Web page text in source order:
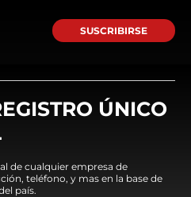
SUSCRIBIRSE
ÚNICO
de cualquier empresa de
teléfono, y mas en la base de
país.